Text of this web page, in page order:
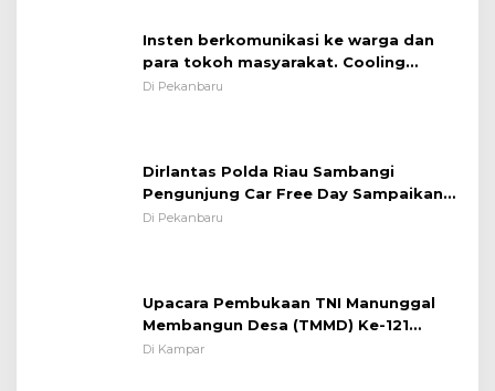
Insten berkomunikasi ke warga dan
para tokoh masyarakat. Cooling
System OMP LK ²024 Polsek Rumbai,
Di Pekanbaru
Dirlantas Polda Riau Sambangi
Pengunjung Car Free Day Sampaikan
Pesan Edukasi Kamtibmas &
Di Pekanbaru
Upacara Pembukaan TNI Manunggal
Membangun Desa (TMMD) Ke-121
Kodim 0313/KPR Tahun 2024) ?
Di Kampar